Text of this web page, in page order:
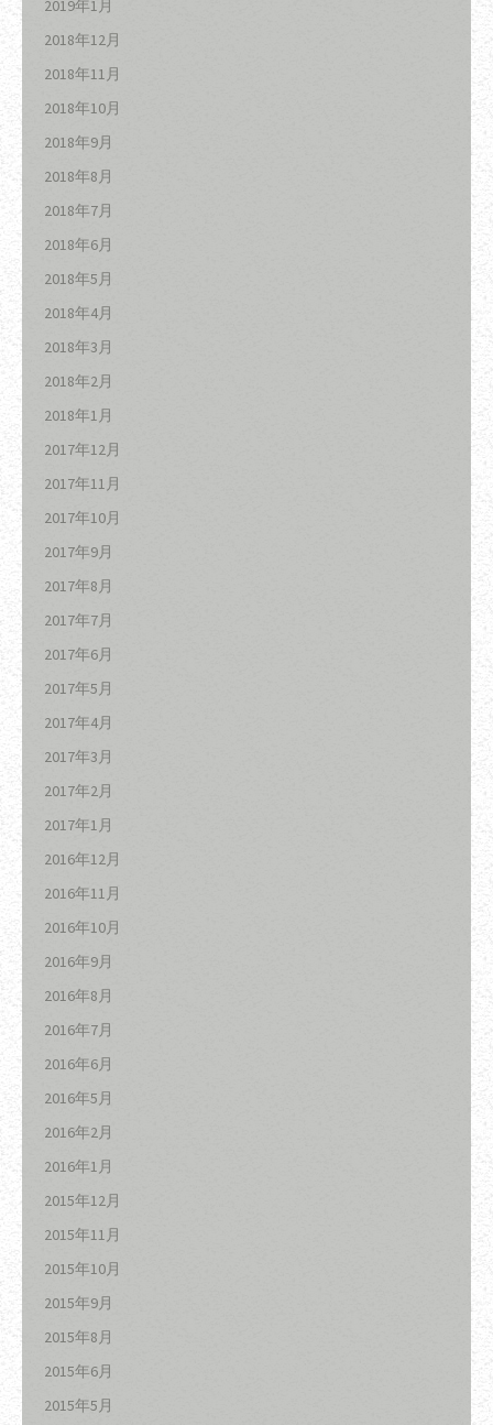
2019年1月
2018年12月
2018年11月
2018年10月
2018年9月
2018年8月
2018年7月
2018年6月
2018年5月
2018年4月
2018年3月
2018年2月
2018年1月
2017年12月
2017年11月
2017年10月
2017年9月
2017年8月
2017年7月
2017年6月
2017年5月
2017年4月
2017年3月
2017年2月
2017年1月
2016年12月
2016年11月
2016年10月
2016年9月
2016年8月
2016年7月
2016年6月
2016年5月
2016年2月
2016年1月
2015年12月
2015年11月
2015年10月
2015年9月
2015年8月
2015年6月
2015年5月